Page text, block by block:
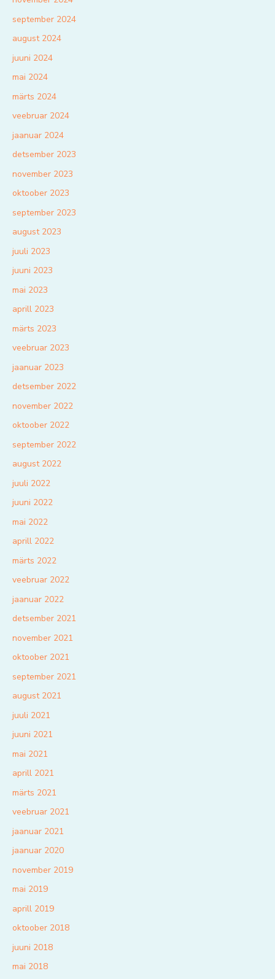
september 2024
august 2024
juuni 2024
mai 2024
märts 2024
veebruar 2024
jaanuar 2024
detsember 2023
november 2023
oktoober 2023
september 2023
august 2023
juuli 2023
juuni 2023
mai 2023
aprill 2023
märts 2023
veebruar 2023
jaanuar 2023
detsember 2022
november 2022
oktoober 2022
september 2022
august 2022
juuli 2022
juuni 2022
mai 2022
aprill 2022
märts 2022
veebruar 2022
jaanuar 2022
detsember 2021
november 2021
oktoober 2021
september 2021
august 2021
juuli 2021
juuni 2021
mai 2021
aprill 2021
märts 2021
veebruar 2021
jaanuar 2021
jaanuar 2020
november 2019
mai 2019
aprill 2019
oktoober 2018
juuni 2018
mai 2018